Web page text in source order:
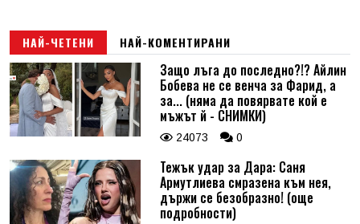
Email
Коментар*
НАЙ-ЧЕТЕНИ НАЙ-КОМЕНТИРАНИ
Защо лъга до последно?!? Айлин
Бобева не се венча за Фарид, а
за... (няма да повярвате кой е
мъжът й - СНИМКИ)
24073 0
Тежък удар за Дара: Саня
Армутлиева смразена към нея,
държи се безобразно! (още
подробности)